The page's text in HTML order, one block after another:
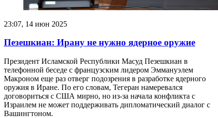
23:07, 14 июн 2025
Пезешкиан: Ирану не нужно ядерное оружие
Президент Исламской Республики Масуд Пезешкиан в
телефонной беседе с французским лидером Эммануэлем
Макроном еще раз отверг подозрения в разработке ядерного
оружия в Иране. По его словам, Тегеран намеревался
договориться с США мирно, но из-за начала конфликта с
Израилем не может поддерживать дипломатический диалог с
Вашингтоном.